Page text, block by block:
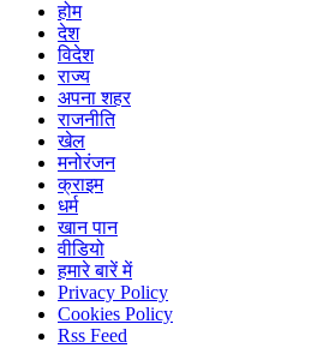
होम
देश
विदेश
राज्य
अपना शहर
राजनीति
खेल
मनोरंजन
क्राइम
धर्म
खान पान
वीडियो
हमारे बारें में
Privacy Policy
Cookies Policy
Rss Feed